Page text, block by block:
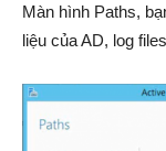
Màn hình Paths,
liệu của AD, log